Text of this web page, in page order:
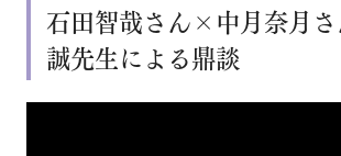
石田智哉さん×中月奈月
誠先生による鼎談